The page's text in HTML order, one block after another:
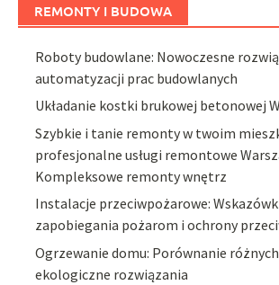
REMONTY I BUDOWA
Roboty budowlane: Nowoczesne
automatyzacji prac budowlanych
Układanie kostki brukowej betonowej
Szybkie i tanie remonty w twoim
profesjonalne usługi remontowe
Kompleksowe remonty wnętrz
Instalacje przeciwpożarowe:
zapobiegania pożarom i ochrony
Ogrzewanie domu: Porównanie
ekologiczne rozwiązania